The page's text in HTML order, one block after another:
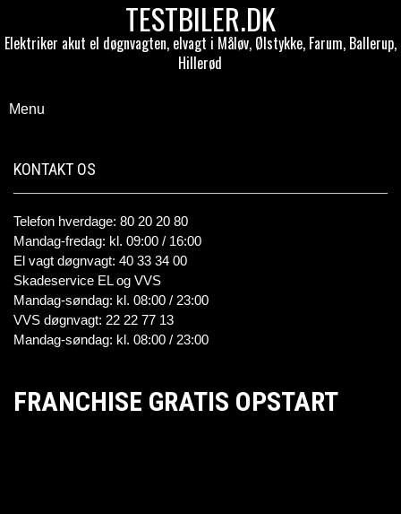
TESTBILER.DK
Elektriker akut el døgnvagten, elvagt i Måløv, Ølstykke, Farum, Ballerup,
Hillerød
Menu
KONTAKT OS
Telefon hverdage: 80 20 20 80
Mandag-fredag: kl. 09:00 / 16:00
El vagt døgnvagt: 40 33 34 00
Skadeservice EL og VVS
Mandag-søndag: kl. 08:00 / 23:00
VVS døgnvagt: 22 22 77 13
Mandag-søndag: kl. 08:00 / 23:00
FRANCHISE GRATIS OPSTART